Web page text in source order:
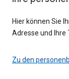
Hier können Sie
Adresse und Ihre
Zu den